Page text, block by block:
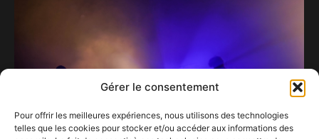
Gérer le consentement
Pour offrir les meilleures expériences, nous utilisons des technologies
telles que les cookies pour stocker et/ou accéder aux informations des